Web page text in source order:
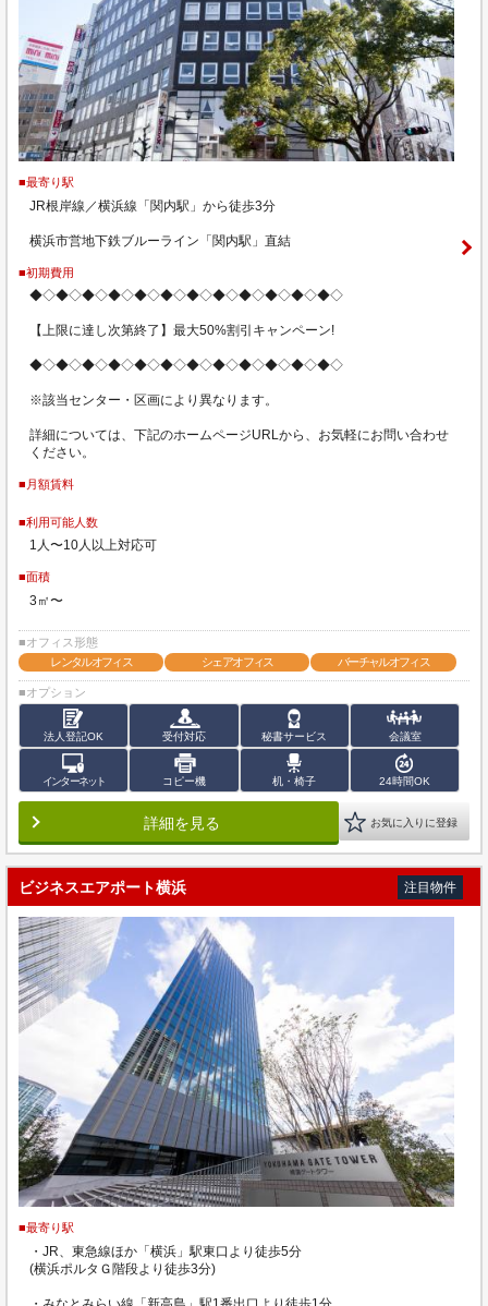
■最寄り駅
JR根岸線／横浜線「関内駅」から徒歩3分
横浜市営地下鉄ブルーライン「関内駅」直結
■初期費用
◆◇◆◇◆◇◆◇◆◇◆◇◆◇◆◇◆◇◆◇◆◇◆◇
【上限に達し次第終了】最大50%割引キャンペーン!
◆◇◆◇◆◇◆◇◆◇◆◇◆◇◆◇◆◇◆◇◆◇◆◇
※該当センター・区画により異なります。
詳細については、下記のホームページURLから、お気軽にお問い合わせ
ください。
■月額賃料
■利用可能人数
1人〜10人以上対応可
■面積
3㎡〜
■オフィス形態
レンタルオフィス
シェアオフィス バーチャルオフィス
■オプション
法人登記OK 受付対応 秘書サービス 会議室
インターネット コピー機 机・椅子 24時間OK
詳細を見る お気に入りに登録
ビジネスエアポート横浜 注目物件
■最寄り駅
・JR、東急線ほか「横浜」駅東口より徒歩5分
(横浜ポルタＧ階段より徒歩3分)